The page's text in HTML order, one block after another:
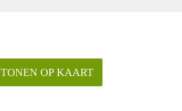
TONEN OP KAART